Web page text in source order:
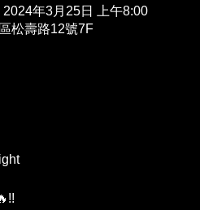
年3月25日 上午8:00
松壽路12號7F